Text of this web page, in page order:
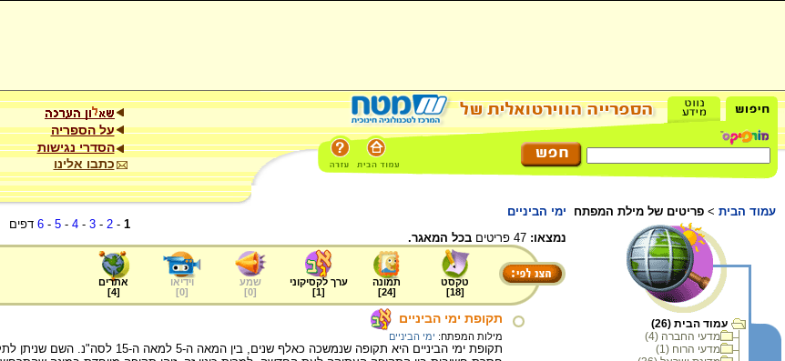
על הספריה
הסדרי נגישות
כתבו אלינו
עמוד הבית > פריטים של מילת המפתח ימי הביניים
עמוד הבית (26)
מדעי החברה (4)
מדעי הרוח (1)
1
-
2
-
3
-
4
-
5
-
6 דפים
נמצאו:
בכל המאגר.
טקסט
[
18
]
תמונה
[
24
]
ערך לקסיקוני
[
1
]
שמע
[
0
]
וידיאו
[
0
]
אתרים
[
4
]
תקופת ימי הביניים
מילות המפתח: ימי הביניים
תקופת ימי הביניים היא תקופה